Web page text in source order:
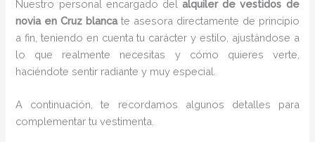
Nuestro personal encargado delalquiler de vestidos de
novia en Cruz blancate asesora directamente de principio
a fin, teniendo en cuenta tu carácter y estilo, ajustándose a
lo que realmente necesitas y cómo quieres verte,
haciéndote sentir radiante y muy especial.
A continuación, te recordamos algunos detalles para
complementar tu vestimenta.